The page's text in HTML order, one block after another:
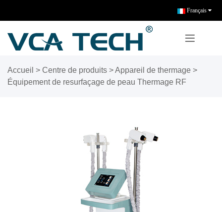
Français
Accueil > Centre de produits >Appareil de thermage >
Équipement de resurfaçage de peau Thermage RF